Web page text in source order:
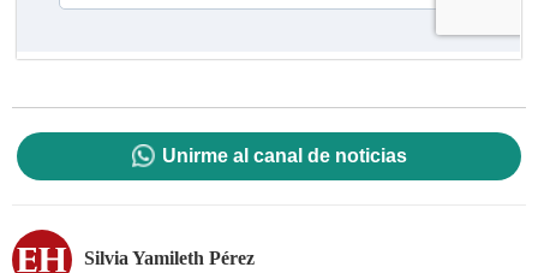
Unirme al canal de noticias
Silvia Yamileth Pérez